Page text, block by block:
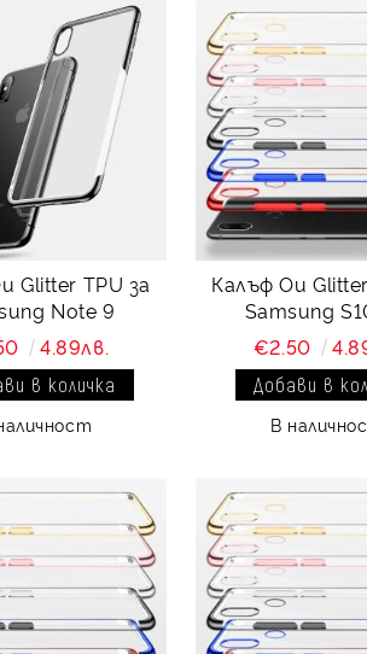
Glitter TPU за
Note 9
4.89лв.
Калъф Ou
Samsung
€2.50
В